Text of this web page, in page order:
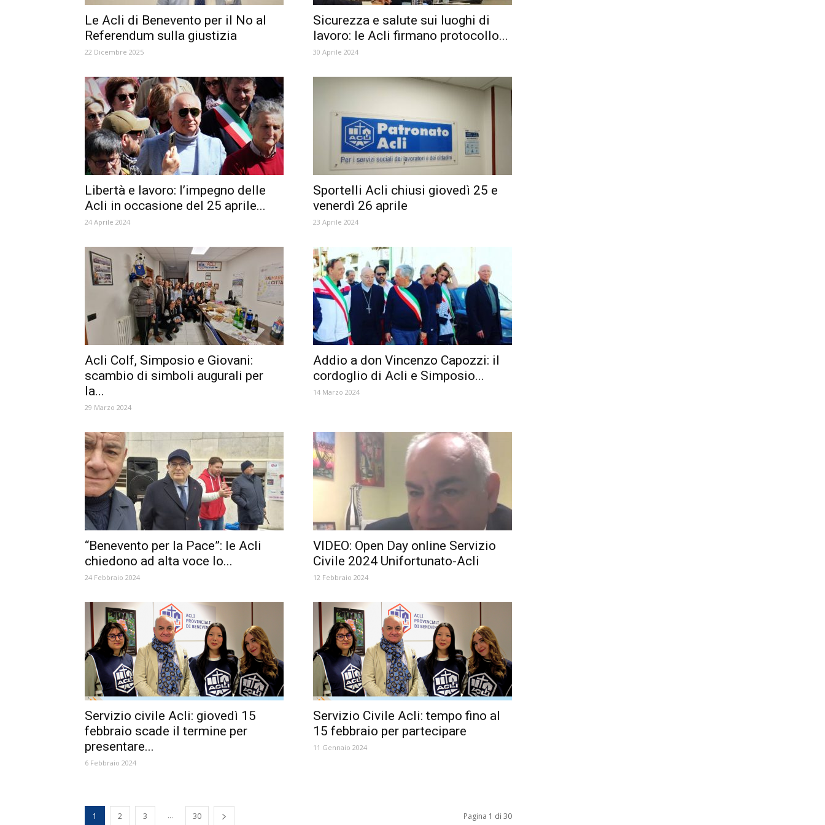
Le Acli di Benevento per il No al
Referendum sulla giustizia
22 Dicembre 2025
Sicurezza e salute sui luoghi di
lavoro: le Acli firmano protocollo...
30 Aprile 2024
Libertà e lavoro: l’impegno delle
Acli in occasione del 25 aprile...
24 Aprile 2024
Sportelli Acli chiusi giovedì 25 e
venerdì 26 aprile
23 Aprile 2024
Acli Colf, Simposio e Giovani:
scambio di simboli augurali per
la...
29 Marzo 2024
Addio a don Vincenzo Capozzi: il
cordoglio di Acli e Simposio...
14 Marzo 2024
“Benevento per la Pace”: le Acli
chiedono ad alta voce lo...
24 Febbraio 2024
VIDEO: Open Day online Servizio
Civile 2024 Unifortunato-Acli
12 Febbraio 2024
Servizio civile Acli: giovedì 15
febbraio scade il termine per
presentare...
6 Febbraio 2024
Servizio Civile Acli: tempo fino al
15 febbraio per partecipare
11 Gennaio 2024
1 2 3 ... 30 Pagina 1 di 30